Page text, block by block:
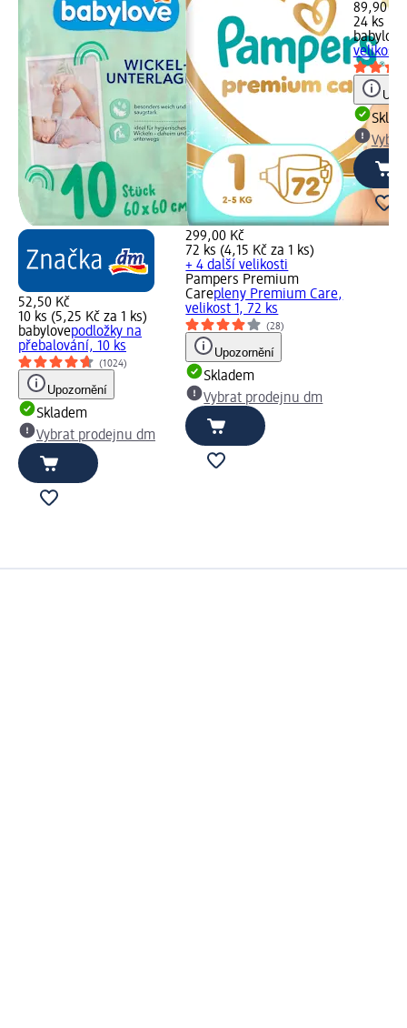
52,50 Kč
10 ks (5,25 Kč za 1 ks)
babylovepodložky na
přebalování, 10 ks
(1024)
Upozornění
Skladem
Vybrat prodejnu dm
299,00 Kč
72 ks (4,15 Kč za 1 ks)
+ 4 další velikosti
Pampers Premium
Carepleny Premium Care,
velikost 1, 72 ks
(28)
Upozornění
Skladem
Vybrat prodejnu dm
89,90 Kč
24 ks
babylove
velikost